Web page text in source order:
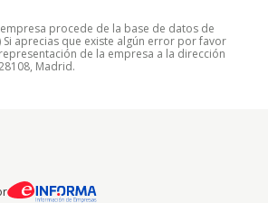
procede de la base de datos de
Si aprecias que existe algún error por favor
de la empresa a la dirección
Madrid.